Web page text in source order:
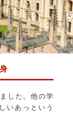
した。他の学
いあっという